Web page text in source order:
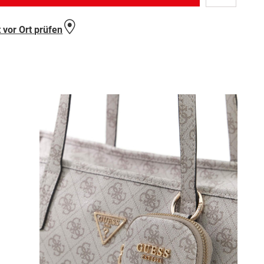
Wunschliste
Ort prüfen